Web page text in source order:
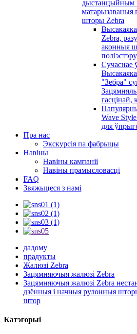
дыстанцыйным
матарызаваныя
шторы Zebra
Zebra,
аконныя
поліэстэру
Сучаснае
"Зебра"
гасцінай,
Wave
для
Пра нас
Экскурсія па фабрыцы
Навіны
Навіны кампаніі
Навіны прамысловасці
FAQ
Звяжыцеся з намі
дадому
прадукты
Жалюзі Zebra
Зацямняючыя жалюзі Zebra
Зацямняючыя жалюзі Zebra
дзённыя і начныя рулонныя
штор
Катэгорыі